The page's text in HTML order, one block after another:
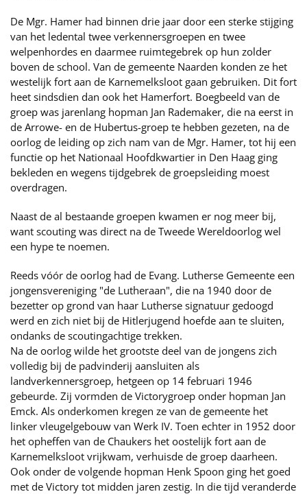
De Mgr. Hamer had binnen drie jaar door een sterke stijging
van het ledental twee verkennersgroepen en twee
welpenhordes en daarmee ruimtegebrek op hun zolder
boven de school. Van de gemeente Naarden konden ze het
westelijk fort aan de Karnemelksloot gaan gebruiken. Dit fort
heet sindsdien dan ook het Hamerfort. Boegbeeld van de
groep was jarenlang hopman Jan Rademaker, die na eerst in
de Arrowe- en de Hubertus-groep te hebben gezeten, na de
oorlog de leiding op zich nam van de Mgr. Hamer, tot hij een
functie op het Nationaal Hoofdkwartier in Den Haag ging
bekleden en wegens tijdgebrek de groepsleiding moest
overdragen.
Naast de al bestaande groepen kwamen er nog meer bij,
want scouting was direct na de Tweede Wereldoorlog wel
een hype te noemen.
Reeds vóór de oorlog had de Evang. Lutherse Gemeente een
jongensvereniging "de Lutheraan", die na 1940 door de
bezetter op grond van haar Lutherse signatuur gedoogd
werd en zich niet bij de Hitlerjugend hoefde aan te sluiten,
ondanks de scoutingachtige trekken.
Na de oorlog wilde het grootste deel van de jongens zich
volledig bij de padvinderij aansluiten als
landverkennersgroep, hetgeen op 14 februari 1946
gebeurde. Zij vormden de Victorygroep onder hopman Jan
Emck. Als onderkomen kregen ze van de gemeente het
linker vleugelgebouw van Werk IV. Toen echter in 1952 door
het opheffen van de Chaukers het oostelijk fort aan de
Karnemelksloot vrijkwam, verhuisde de groep daarheen.
Ook onder de volgende hopman Henk Spoon ging het goed
met de Victory tot midden jaren zestig. In die tijd veranderde